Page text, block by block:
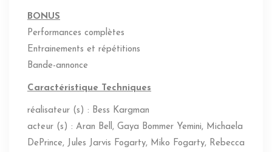
BONUS
Performances complètes
Entrainements et répétitions
Bande-annonce
Caractéristique Techniques
réalisateur (s) : Bess Kargman
acteur (s) : Aran Bell, Gaya Bommer Yemini, Michaela
DePrince, Jules Jarvis Fogarty, Miko Fogarty, Rebecca